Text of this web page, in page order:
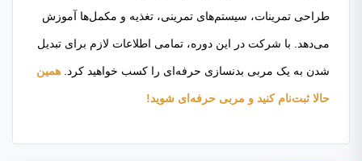
طراحی تمرینات، سیستم‌های تمرینی، تغذیه و مکمل‌ها آموزش
می‌دهد. با شرکت در این دوره، تمامی اطلاعات لازم برای تبدیل
شدن به یک مربی بدنسازی حرفه‌ای را کسب خواهید کرد. همین
حالا ثبت‌نام کنید و مربی حرفه‌ای شوید!